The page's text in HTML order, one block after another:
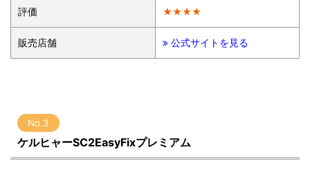
評価 ★★★★
販売店舗 公式サイトを見る
No.3
ケルヒャーSC2EasyFixプレミアム